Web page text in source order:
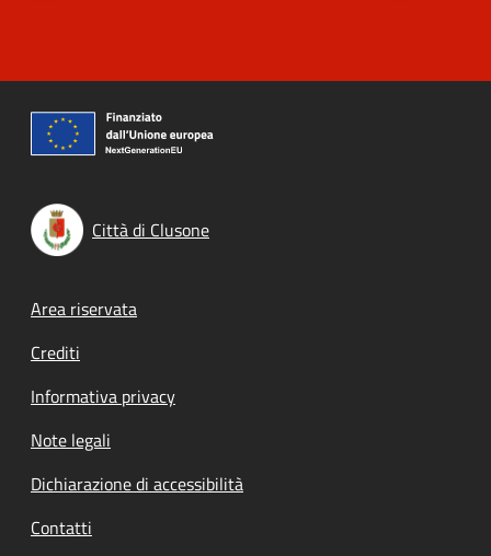
Città di Clusone
Footer menu
Area riservata
Crediti
Informativa privacy
Note legali
Dichiarazione di accessibilità
Contatti